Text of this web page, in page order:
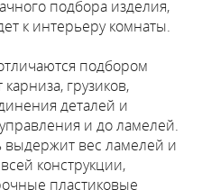
подбора изделия,
к интерьеру комнаты.
подбором
грузиков,
деталей и
и до ламелей.
выдержит вес ламелей и
конструкции,
пластиковые